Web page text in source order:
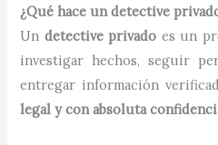
¿Qué hace un detective
Un detective privado es un
investigar hechos, seguir
entregar información
legal y con absoluta